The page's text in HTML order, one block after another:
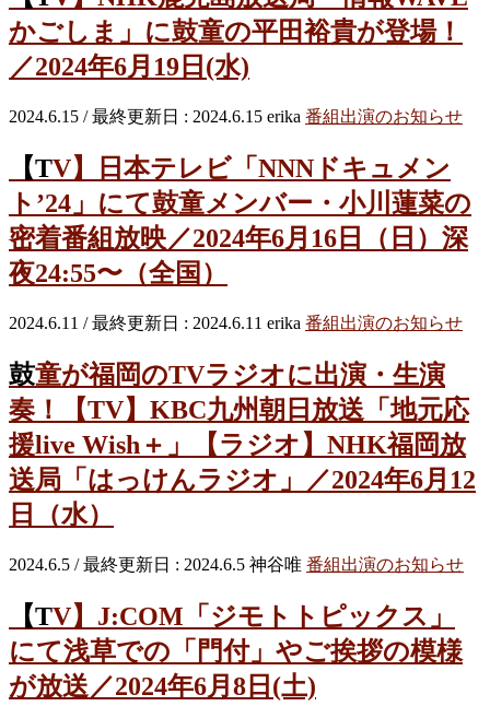
かごしま」に鼓童の平田裕貴が登場！
／2024年6月19日(水)
2024.6.15 / 最終更新日 : 2024.6.15 erika 番組出演のお知らせ
【TV】日本テレビ「NNNドキュメン
ト’24」にて鼓童メンバー・小川蓮菜の
密着番組放映／2024年6月16日（日）深
夜24:55〜（全国）
2024.6.11 / 最終更新日 : 2024.6.11 erika 番組出演のお知らせ
鼓童が福岡のTVラジオに出演・生演
奏！【TV】KBC九州朝日放送「地元応
援live Wish＋」【ラジオ】NHK福岡放
送局「はっけんラジオ」／2024年6月12
日（水）
2024.6.5 / 最終更新日 : 2024.6.5 神谷唯 番組出演のお知らせ
【TV】J:COM「ジモトトピックス」
にて浅草での「門付」やご挨拶の模様
が放送／2024年6月8日(土)